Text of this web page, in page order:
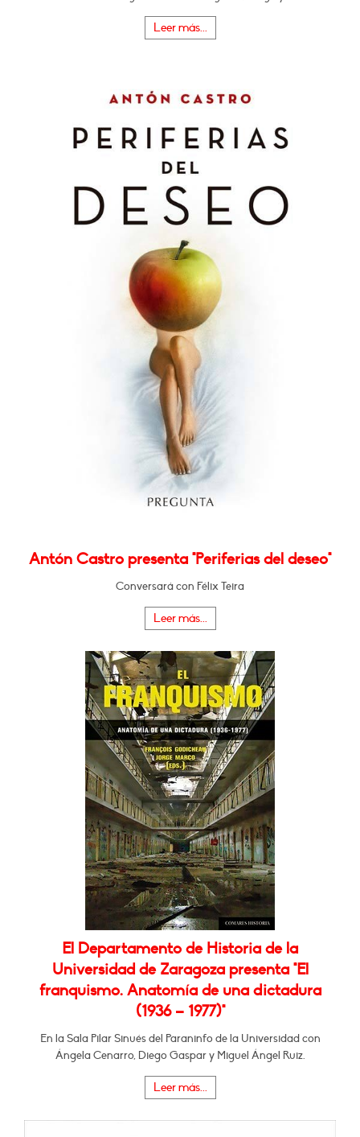
Leer más...
Antón Castro presenta "Periferias del deseo"
Conversará con Félix Teira
Leer más...
El Departamento de Historia de la
Universidad de Zaragoza presenta "El
franquismo. Anatomía de una dictadura
(1936 – 1977)"
En la Sala Pilar Sinués del Paraninfo de la Universidad con
Ángela Cenarro, Diego Gaspar y Miguel Ángel Ruiz.
Leer más...